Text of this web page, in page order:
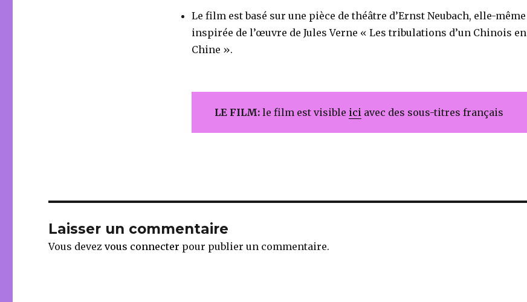
Le film est basé sur une pièce de théâtre d’Ernst Neubach, elle-même
inspirée de l’œuvre de Jules Verne « Les tribulations d’un Chinois en
Chine ».
LE FILM:le film est visible iciavec des sous-titres français
Laisser un commentaire
Vous devezvous connecter pour publier un commentaire.